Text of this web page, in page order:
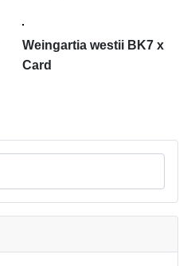
Weingartia westii BK7 x
Card